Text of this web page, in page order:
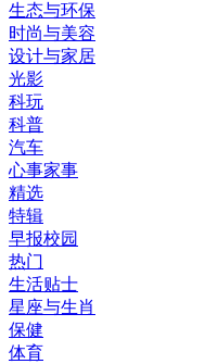
生态与环保
时尚与美容
设计与家居
光影
科玩
科普
汽车
心事家事
精选
特辑
早报校园
热门
生活贴士
星座与生肖
保健
体育